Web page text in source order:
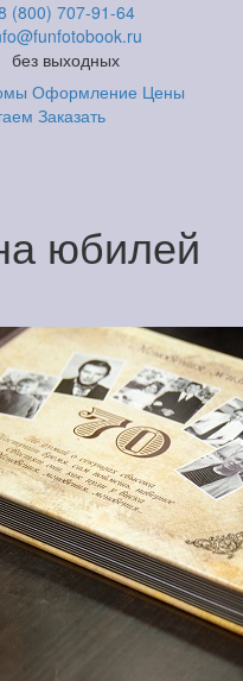
(800) 707-91-64
без выходных
Оформление Цены
Заказать
юбилей